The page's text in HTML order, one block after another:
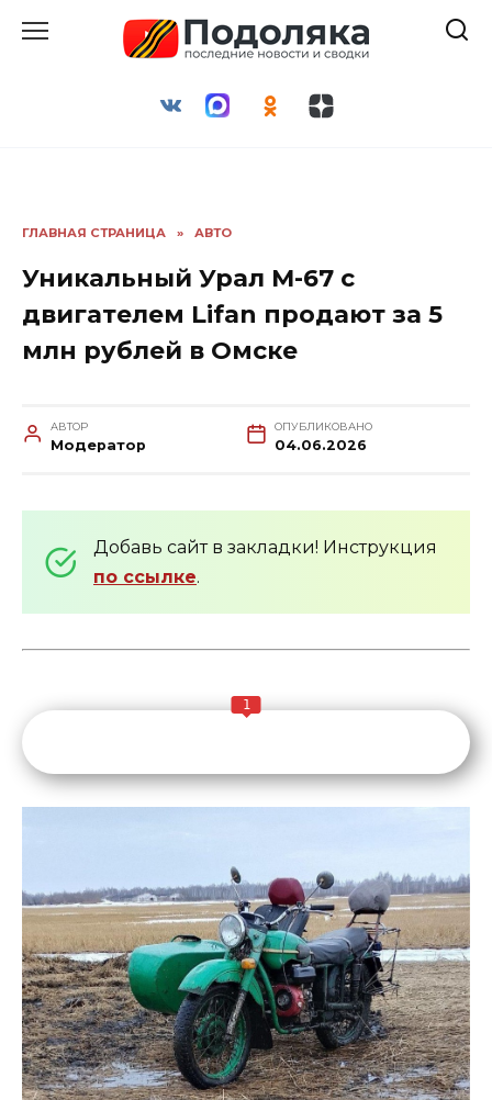
ГЛАВНАЯ СТРАНИЦА » АВТО
Уникальный Урал М-67 с
двигателем Lifan продают за 5
млн рублей в Омске
АВТОР
Модератор
ОПУБЛИКОВАНО
04.06.2026
Добавь сайт в закладки! Инструкция
по ссылке.
1